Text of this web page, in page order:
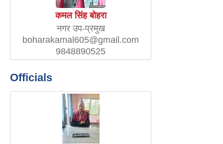
कमल सिंह बोहरा
नगर उप-प्रमुख
boharakamal605@gmail.com
9848890525
Officials